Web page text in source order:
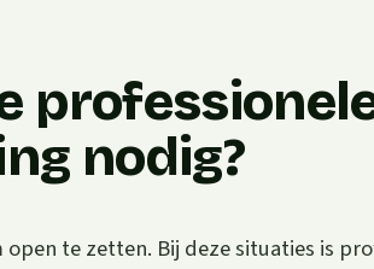
nodig?
te zetten. Bij deze situaties is